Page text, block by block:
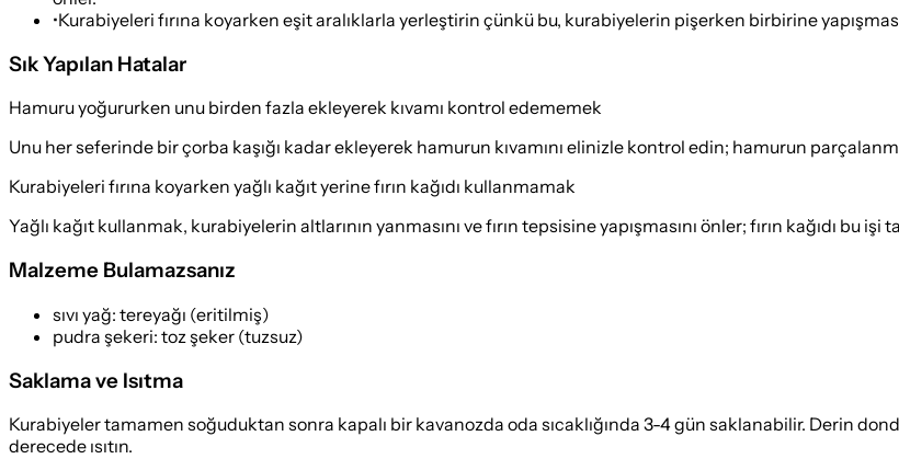
•Kurabiyeleri fırına koyarken eşit aralıklarla yerleştirin çünkü bu, kurabiyelerin pişerken birbirine
Sık Yapılan Hatalar
Hamuru yoğururken unu birden fazla ekleyerek kıvamı kontrol edememek
Unu her seferinde bir çorba kaşığı kadar ekleyerek hamurun kıvamını elinizle kontrol edin; hamurun
Kurabiyeleri fırına koyarken yağlı kağıt yerine fırın kağıdı kullanmamak
Yağlı kağıt kullanmak, kurabiyelerin altlarının yanmasını ve fırın tepsisine yapışmasını önler; fırın kağıdı bu
Malzeme Bulamazsanız
sıvı yağ: tereyağı (eritilmiş)
pudra şekeri: toz şeker (tuzsuz)
Saklama ve Isıtma
Kurabiyeler tamamen soğuduktan sonra kapalı bir kavanozda oda sıcaklığında 3-4 gün saklanabilir. Derin
derecede ısıtın.